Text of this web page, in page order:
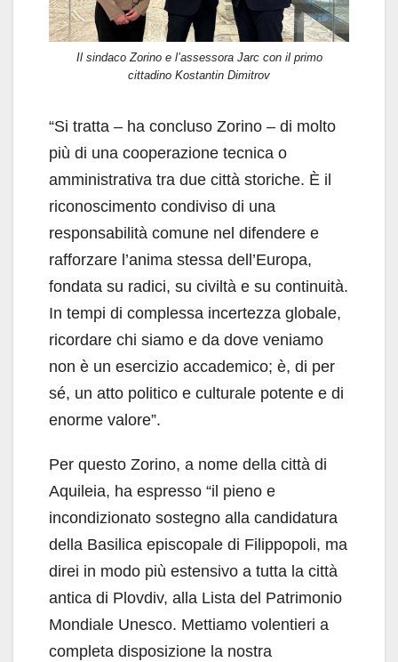
Il sindaco Zorino e l’assessora Jarc con il primo
cittadino Kostantin Dimitrov
“Si tratta – ha concluso Zorino – di molto
più di una cooperazione tecnica o
amministrativa tra due città storiche. È il
riconoscimento condiviso di una
responsabilità comune nel difendere e
rafforzare l’anima stessa dell’Europa,
fondata su radici, su civiltà e su continuità.
In tempi di complessa incertezza globale,
ricordare chi siamo e da dove veniamo
non è un esercizio accademico; è, di per
sé, un atto politico e culturale potente e di
enorme valore”.
Per questo Zorino, a nome della città di
Aquileia, ha espresso “il pieno e
incondizionato sostegno alla candidatura
della Basilica episcopale di Filippopoli, ma
direi in modo più estensivo a tutta la città
antica di Plovdiv, alla Lista del Patrimonio
Mondiale Unesco. Mettiamo volentieri a
completa disposizione la nostra